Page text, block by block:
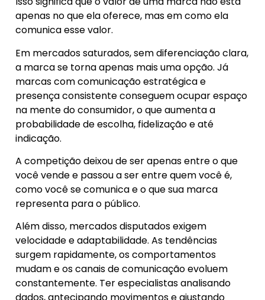
apenas no que ela oferece, mas em como ela
comunica esse valor.
Em mercados saturados, sem diferenciação clara,
a marca se torna apenas mais uma opção. Já
marcas com comunicação estratégica e
presença consistente conseguem ocupar espaço
na mente do consumidor, o que aumenta a
probabilidade de escolha, fidelização e até
indicação.
A competição deixou de ser apenas entre o que
você vende e passou a ser entre quem você é,
como você se comunica e o que sua marca
representa para o público.
Além disso, mercados disputados exigem
velocidade e adaptabilidade. As tendências
surgem rapidamente, os comportamentos
mudam e os canais de comunicação evoluem
constantemente. Ter especialistas analisando